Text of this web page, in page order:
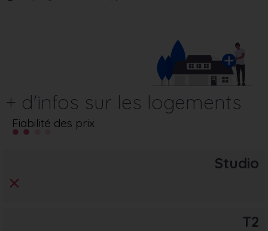
+ d'infos sur les logements
Fiabilité des prix
Studio
T2